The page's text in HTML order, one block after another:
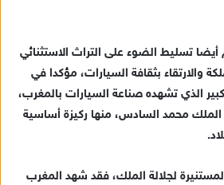
أيضا تسليط الضوء على التراث الاستثنائي
والارتقاء بثقافة السيارات، مؤكدا في
الذي تشهده صناعة السيارات بالمغرب،
محمد السادس، منها ركيزة أساسية
لجلالة الملك، فقد شهد المغرب